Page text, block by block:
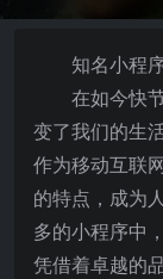
知名小程
在如今快
变了我们的生
作为移动互联
的特点，成为
多的小程序中
凭借着卓越的